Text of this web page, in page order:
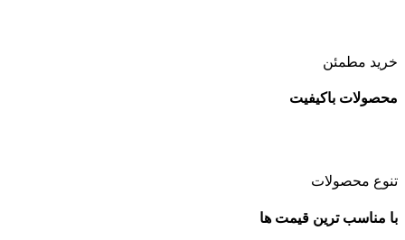
خرید مطمئن
محصولات باکیفیت
تنوع محصولات
با مناسب ترین قیمت ها